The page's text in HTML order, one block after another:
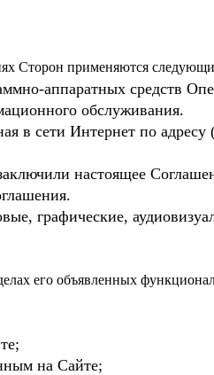
аппаратных средств
обслуживания.
в сети Интернет по
настоящее
графические,
на Сайте;